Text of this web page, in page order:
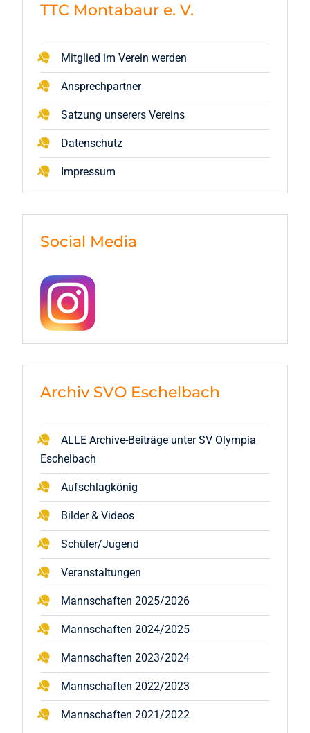
TTC Montabaur e. V.
Mitglied im Verein werden
Ansprechpartner
Satzung unserers Vereins
Datenschutz
Impressum
Social Media
Archiv SVO Eschelbach
ALLE Archive-Beiträge unter SV Olympia
Eschelbach
Aufschlagkönig
Bilder & Videos
Schüler/Jugend
Veranstaltungen
Mannschaften 2025/2026
Mannschaften 2024/2025
Mannschaften 2023/2024
Mannschaften 2022/2023
Mannschaften 2021/2022